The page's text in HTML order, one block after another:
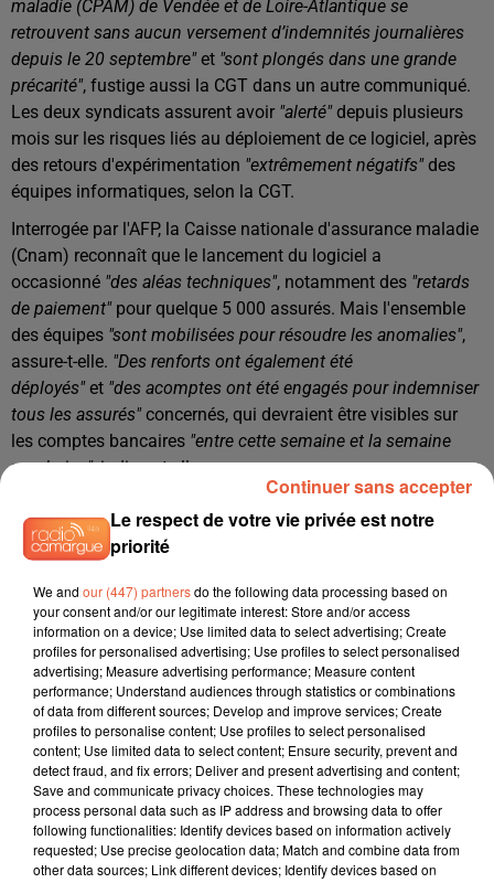
maladie (CPAM) de Vendée et de Loire-Atlantique se
retrouvent sans aucun versement d’indemnités journalières
depuis le 20 septembre"et "sont plongés dans une grande
précarité", fustige aussi la CGT dans un autre communiqué.
Les deux syndicats assurent avoir "alerté"depuis plusieurs
mois sur les risques liés au déploiement de ce logiciel, après
des retours d'expérimentation "extrêmement négatifs"des
équipes informatiques, selon la CGT.
Interrogée par l'AFP, la Caisse nationale d'assurance maladie
(Cnam) reconnaît que le lancement du logiciel a
occasionné "des aléas techniques", notamment des "retards
de paiement" pour quelque 5 000 assurés. Mais l'ensemble
des équipes "sont mobilisées pour résoudre les anomalies",
assure-t-elle. "Des renforts ont également été
déployés"et "des acomptes ont été engagés pour indemniser
tous les assurés"concernés, qui devraient être visibles sur
les comptes bancaires "entre cette semaine et la semaine
prochaine", indique-t-elle.
logiciel"essentiel, car l’ancien outil, déployé il y a plus de 20
ans, ne permettait plus de répondre efficacement aux besoins
actuels", juge-t-elle. Le logiciel Arpège doit permettre
de"moderniser, automatiser et ainsi accélérer le traitement
des arrêts de travail", avec un gain de temps estimé à"6 jours
en moyenne", et de"libérer du temps"aux agents pour
accomplir des missions"à plus haute valeur ajoutée",
conclut-elle.
Le respect de votre vie privée est notre
priorité
We and our (447) partnersdo the following data processing based on
your consent and/or our legitimate interest: Store and/or access
information on a device; Use limited data to select advertising; Create
profiles for personalised advertising; Use profiles to select personalised
advertising; Measure advertising performance; Measure content
performance; Understand audiences through statistics or combinations
of data from different sources; Develop and improve services; Create
profiles to personalise content; Use profiles to select personalised
content; Use limited data to select content; Ensure security, prevent and
detect fraud, and fix errors; Deliver and present advertising and content;
Save and communicate privacy choices. These technologies may
process personal data such as IP address and browsing data to offer
following functionalities: Identify devices based on information actively
requested; Use precise geolocation data; Match and combine data from
other data sources; Link different devices; Identify devices based on
Continuer sans accepter